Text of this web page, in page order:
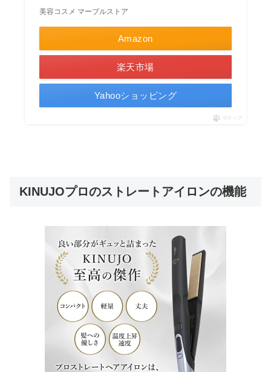
美容コスメ マーブルストア
Amazon
楽天市場
Yahooショッピング
ポチップ
KINUJOプロのストレートアイロンの機能